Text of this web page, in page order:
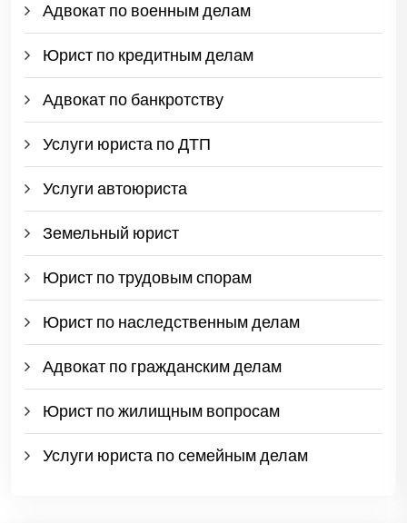
Адвокат по военным делам
Юрист по кредитным делам
Адвокат по банкротству
Услуги юриста по ДТП
Услуги автоюриста
Земельный юрист
Юрист по трудовым спорам
Юрист по наследственным делам
Адвокат по гражданским делам
Юрист по жилищным вопросам
Услуги юриста по семейным делам